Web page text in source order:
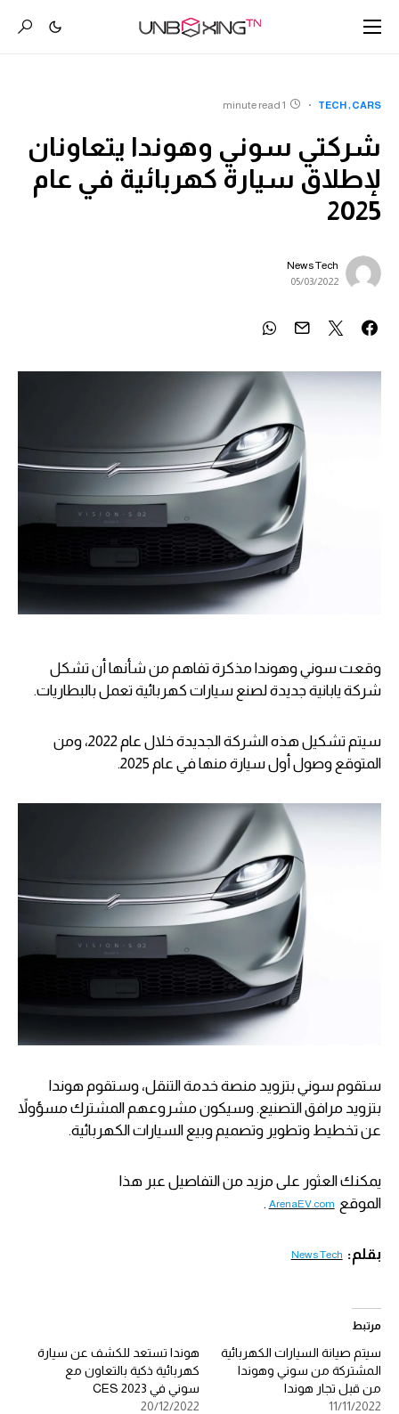
CARS
TECH
1 minute read
شركتي سوني وهوندا يتعاونان
لإطلاق سيارة كهربائية في عام
2025
News Tech
05/03/2022
وقعت سوني وهوندا مذكرة تفاهم من شأنها أن تشكل
شركة يابانية جديدة لصنع سيارات كهربائية تعمل بالبطاريات.
سيتم تشكيل هذه الشركة الجديدة خلال عام 2022، ومن
المتوقع وصول أول سيارة منها في عام 2025.
ستقوم سوني بتزويد منصة خدمة التنقل، وستقوم هوندا
بتزويد مرافق التصنيع. وسيكون مشروعهم المشترك مسؤولاً
عن تخطيط وتطوير وتصميم وبيع السيارات الكهربائية.
يمكنك العثور على مزيد من التفاصيل عبر هذا
الموقع ArenaEV.com
.
بقلم: News Tech
مرتبط
سيتم صيانة السيارات الكهربائية
المشتركة من سوني وهوندا
من قبل تجار هوندا
11/11/2022
هوندا تستعد للكشف عن سيارة
كهربائية ذكية بالتعاون مع
سوني في CES 2023
20/12/2022